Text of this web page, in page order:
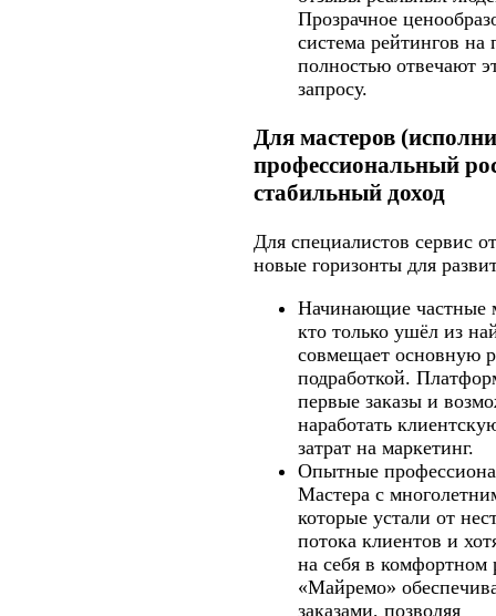
Прозрачное
система рейтингов на
полностью отвечают
запросу.
Для мастеров
профессиональный
стабильный доход
Для специалистов сервис
новые горизонты для
Начинающие частные
кто только ушёл из
совмещает основную
подработкой.
первые заказы и
наработать
затрат на маркетинг.
Опытные
Мастера с
которые устали от
потока клиентов и
на себя в комфортном
«Майремо»
заказами, позволяя